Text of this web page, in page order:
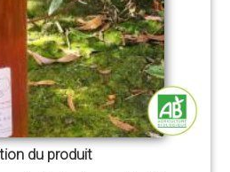
du produit